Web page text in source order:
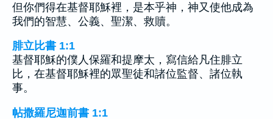
但你們得在基督耶穌裡，是本乎神，神又使他成為
我們的智慧、公義、聖潔、救贖。
腓立比書 1:1
基督耶穌的僕人保羅和提摩太，寫信給凡住腓立
比，在基督耶穌裡的眾聖徒和諸位監督、諸位執
事。
帖撒羅尼迦前書 1:1